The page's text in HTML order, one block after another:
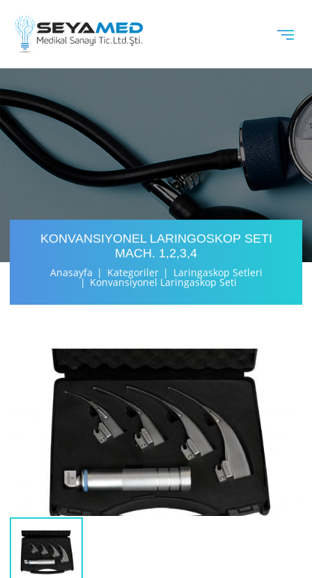
KONVANSIYONEL LARINGOSKOP SETI
MACH. 1,2,3,4
Anasayfa Kategoriler Laringaskop Setleri
Konvansiyonel Laringaskop Seti